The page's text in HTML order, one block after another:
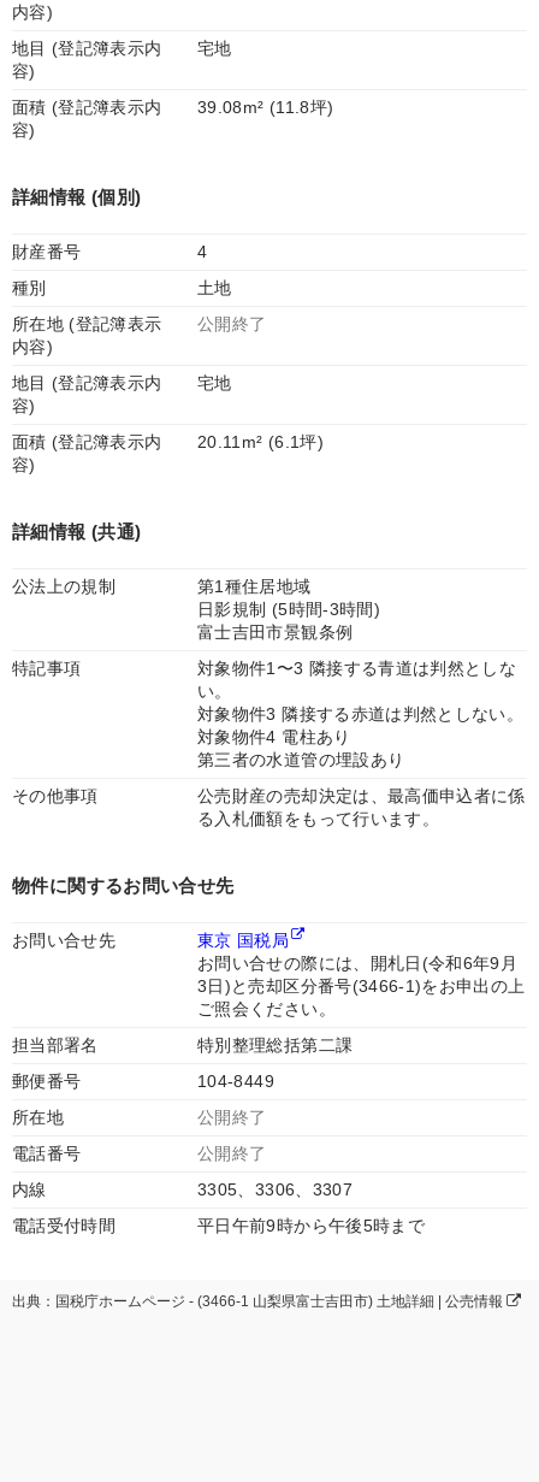
内容)
地目 (登記簿表示内
容)
宅地
面積 (登記簿表示内
容)
39.08m² (11.8坪)
詳細情報 (個別)
財産番号
4
種別
土地
所在地 (登記簿表示
内容)
公開終了
地目 (登記簿表示内
容)
宅地
面積 (登記簿表示内
容)
20.11m² (6.1坪)
詳細情報 (共通)
公法上の規制
第1種住居地域
日影規制 (5時間-3時間)
富士吉田市景観条例
特記事項
対象物件1〜3 隣接する青道は判然としな
い。
対象物件3 隣接する赤道は判然としない。
対象物件4 電柱あり
第三者の水道管の埋設あり
その他事項
公売財産の売却決定は、最高価申込者に係
る入札価額をもって行います。
物件に関するお問い合せ先
お問い合せ先
東京 国税局
お問い合せの際には、開札日(令和6年9月
3日)と売却区分番号(3466-1)をお申出の上
ご照会ください。
担当部署名
特別整理総括第二課
郵便番号
104-8449
所在地
公開終了
電話番号
公開終了
内線
3305、3306、3307
電話受付時間
平日午前9時から午後5時まで
出典：国税庁ホームページ - (3466-1 山梨県富士吉田市) 土地詳細 | 公売情報